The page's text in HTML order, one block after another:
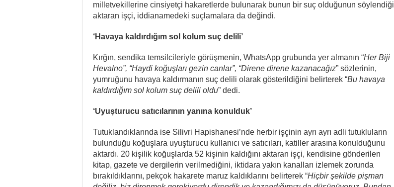
milletvekillerine cinsiyetçi hakaretlerde bulunarak bunun bir suç olduğunun
aktaran işçi, iddianamedeki suçlamalara da değindi.
‘Havaya kaldırdığım sol kolum suç delili’
Kırğın, sendika temsilcileriyle görüşmenin, WhatsApp grubunda yer almanın “Her Biji
Hevalno”, “Haydi koğuşları gezin canlar”, “Direne direne kazanacağız” sözlerinin,
yumruğunu havaya kaldırmanın suç delili olarak gösterildiğini belirterek “Bu havaya
kaldırdığım sol kolum suç delili oldu” dedi.
‘Uyuşturucu satıcılarının yanına konulduk’
Tutuklandıklarında ise Silivri Hapishanesi’nde herbir işçinin ayrı ayrı adli tutukluların
bulunduğu koğuşlara uyuşturucu kullanıcı ve satıcıları, katiller arasına konulduğunu
aktardı. 20 kişilik koğuşlarda 52 kişinin kaldığını aktaran işçi, kendisine gönderilen
kitap, gazete ve dergilerin verilmediğini, iktidara yakın kanalları izlemek zorunda
bırakıldıklarını, pekçok hakarete maruz kaldıklarını belirterek “Hiçbir şekilde pişman